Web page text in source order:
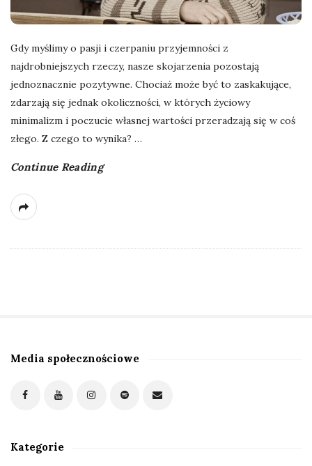
Gdy myślimy o pasji i czerpaniu przyjemności z
najdrobniejszych rzeczy, nasze skojarzenia pozostają
jednoznacznie pozytywne. Chociaż może być to zaskakujące,
zdarzają się jednak okoliczności, w których życiowy
minimalizm i poczucie własnej wartości przeradzają się w coś
złego. Z czego to wynika? …
Continue Reading
S
i
Media społecznościowe
Kategorie